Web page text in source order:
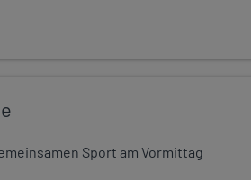
Sport am Vormittag